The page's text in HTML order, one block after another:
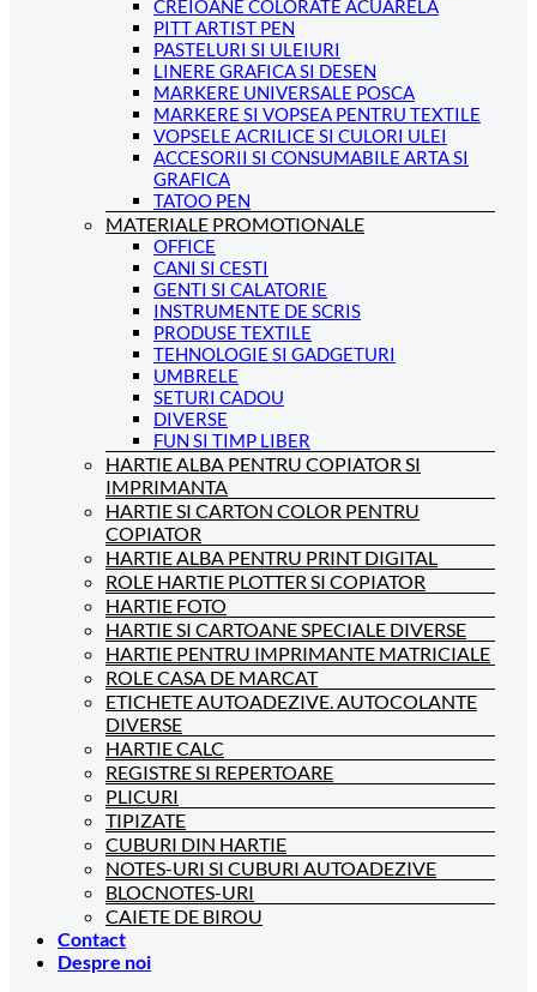
CREIOANE COLORATE ACUARELA
PITT ARTIST PEN
PASTELURI SI ULEIURI
LINERE GRAFICA SI DESEN
MARKERE UNIVERSALE POSCA
MARKERE SI VOPSEA PENTRU TEXTILE
VOPSELE ACRILICE SI CULORI ULEI
ACCESORII SI CONSUMABILE ARTA SI
GRAFICA
TATOO PEN
MATERIALE PROMOTIONALE
OFFICE
CANI SI CESTI
GENTI SI CALATORIE
INSTRUMENTE DE SCRIS
PRODUSE TEXTILE
TEHNOLOGIE SI GADGETURI
UMBRELE
SETURI CADOU
DIVERSE
FUN SI TIMP LIBER
HARTIE ALBA PENTRU COPIATOR SI
IMPRIMANTA
HARTIE SI CARTON COLOR PENTRU
COPIATOR
HARTIE ALBA PENTRU PRINT DIGITAL
ROLE HARTIE PLOTTER SI COPIATOR
HARTIE FOTO
HARTIE SI CARTOANE SPECIALE DIVERSE
HARTIE PENTRU IMPRIMANTE MATRICIALE
ROLE CASA DE MARCAT
ETICHETE AUTOADEZIVE. AUTOCOLANTE
DIVERSE
HARTIE CALC
REGISTRE SI REPERTOARE
PLICURI
TIPIZATE
CUBURI DIN HARTIE
NOTES-URI SI CUBURI AUTOADEZIVE
BLOCNOTES-URI
CAIETE DE BIROU
Contact
Despre noi